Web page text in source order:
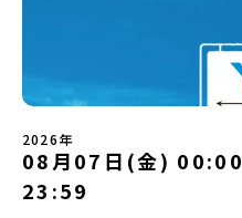
天候などの状況等によって開催
の場合は原則、開催日1週間前
行人数に達しなかった場合は、
メールにてご連絡いたします。
ご質問についてはこちらをご確
ログラム主催：一般財団法人地
「意志ある若者にあふれる持続
ビジョンを掲げ、2017年3月に
す。チャットでの質問も可能で
してご参加ください。▼お申し
規約への同意プログラムへの参
い。・抽選による参加者決定に
ら抽選の上、締め切り日から1週
ただいたメールアドレス宛に「
ます。当選者は、メールに記載
軽にご視聴ください。🎬 [アー
https://youtu.be/
【STEP 2】出水市・出水工業高
水工業高校」の内容を具体的に
たうえで、「出水市では具体的
の？」という疑問にお答えする
な文化や、2泊3日のプログラム
日 時： 6月9日日(水)19:00-
体になり「開拓者精神」を育む
は？今回のプログラムを一緒に
いらだて）高校」の生徒たち。
った探究教育」と「自分で考え
自身が「探究プロジェクト」を
す。机の上で勉強するだけでは
ークを楽しむことができます。
まちの暮らしを一緒に体験して
らしが気になる。いつか留学し
き！興味がある！」「自分の進
い！」そんな中学生のみなさん
験」は、日本全国約200の高校と
を送る「地域みらい留学」をプ
めてのひとり旅でも安心！現地
いたします。今回のフィールド
2026年
08月07日(金)
23:59